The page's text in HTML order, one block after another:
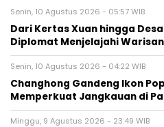
Senin, 10 Agustus 2026 - 05:57 WIB
Dari Kertas Xuan hingga
Diplomat Menjelajahi
Senin, 10 Agustus 2026 - 04:22 WIB
Changhong Gandeng Ikon
Memperkuat Jangkauan di
Minggu, 9 Agustus 2026 - 23:49 WIB